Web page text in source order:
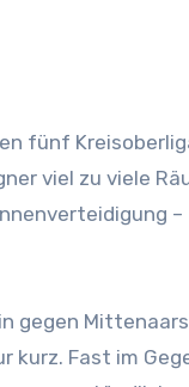
viel zu viele
–
gegen Mittenaars
kurz. Fast im